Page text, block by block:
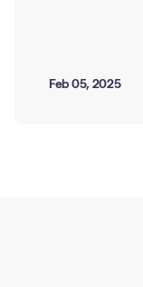
Feb 05, 2025